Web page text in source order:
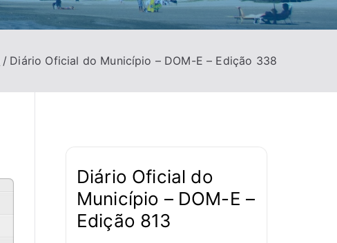
Diário Oficial do Município – DOM-E – Edição 338
Diário Oficial do
Município – DOM-E –
Edição 813